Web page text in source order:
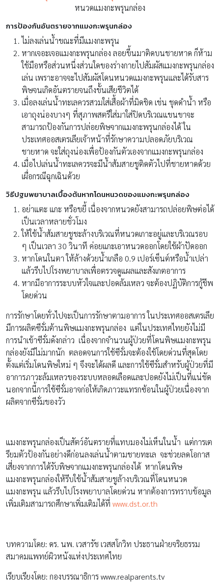
หนวดแมงกะพรุนกล่อง
การป้องกันอันตรายจากแมงกะพรุนกล่อง
ไม่ลงเล่นน้ำขณะที่มีแมงกะพรุน
หากเจอะเจอแมงกะพรุนกล่อง ลอยขึ้นมาติดบนชายหาด ก็ห้าม
ใช้มือหรือส่วนหนึ่งส่วนใดของร่างกายไปสัมผัสแมงกะพรุนกล่อง
เล่น เพราะอาจจะไปสัมผัสโดนหนวดแมงกะพรุนและได้รับสาร
พิษจนเกิดอันตรายจนถึงขั้นเสียชีวิตได้
เมื่อลงเล่นน้ำทะเลควรสวมใส่เสื้อผ้าที่มิดชิด เช่น ชุดดำน้ำ หรือ
เอาถุงน่องบางๆ ที่สุภาพสตรีใส่มาใส่ปิดบริเวณแขนขาจะ
สามารถป้องกันการปล่อยพิษจากแมงกะพรุนกล่องได้ ใน
ประเทศออสเตรเลียเจ้าหน้าที่รักษาความปลอดภัยบริเวณ
ชายหาด จะใส่ถุงน่องเพื่อป้องกันตัวเองจากแมงกะพรุนกล่อง
เมื่อไปเล่นน้ำทะเลควรจะมีน้ำส้มสายชูติดตัวไปที่ชายหาดด้วย
เผื่อกรณีฉุกเฉินด้วย
วิธีปฐมพยาบาลเบื้องต้นหากโดนหนวดของแมงกะพรุนกล่อง
อย่าแตะ แกะ หรือขยี้ เนื่องจากหนวดยังสามารถปล่อยพิษต่อได้
เป็นเวลาหลายชั่วโมง
ให้ใช้น้ำส้มสายชูชะล้างบริเวณที่หนวดเกาะอยู่และบริเวณรอบ
ๆ เป็นเวลา 30 วินาที ค่อยแกะเอาหนวดออกโดยใช้ผ้าปัดออก
หากโดนในตา ให้ล้างด้วยน้ำเกลือ 0.9 เปอร์เซ็นต์หรือน้ำเปล่า
แล้วรีบไปโรงพยาบาลเพื่อตรวจดูแผลและสังเกตอาการ
หากมีอาการระบบหัวใจและปอดล้มเหลว จะต้องปฏิบัติการกู้ชีพ
โดยด่วน
การรักษาโดยทั่วไปจะเป็นการรักษาตามอาการ ในประเทศออสเตรเลีย
มีการผลิตซีรั่มต้านพิษแมงกะพรุนกล่อง แต่ในประเทศไทยยังไม่มี
การนำเข้าซีรั่มดังกล่าว เนื่องจากจำนวนผู้ป่วยที่โดนพิษแมงกะพรุน
กล่องยังมีไม่มากนัก ตลอดจนการใช้ซีรั่มจะต้องใช้โดยด่วนที่สุดโดย
ตั้งแต่เริ่มโดนพิษใหม่ ๆ จึงจะได้ผลดี และการใช้ซีรั่มสำหรับผู้ป่วยที่มี
อาการภาวะล้มเหลวของระบบหลอดเลือดและปอดยังไม่เป็นที่แน่ชัด
นอกจากนี้การใช้ซีรั่มอาจก่อให้เกิดภาวะแทรกซ้อนในผู้ป่วยเนื่องจาก
ผลิตจากซีรั่มของวัว
แมงกะพรุนกล่องเป็นสัตว์อันตรายที่แทบมองไม่เห็นในน้ำ แต่การเต
รียมตัวป้องกันอย่างดีก่อนลงเล่นน้ำตามชายทะเล จะช่วยลดโอกาส
เสี่ยงจากการได้รับพิษจากแมงกะพรุนกล่องได้ หากโดนพิษ
แมงกะพรุนกล่องให้รีบใช้น้ำส้มสายชูล้างบริเวณที่โดนหนวด
แมงกะพรุน แล้วรีบไปโรงพยาบาลโดยด่วน หากต้องการทราบข้อมูล
เพิ่มเติมสามารถศึกษาเพิ่มเติมได้ที่ www.dst.or.th
บทความโดย: ดร. นพ. เวสารัช เวสสโกวิท ประธานฝ่ายจริยธรรม
สมาคมแพทย์ผิวหนังแห่งประเทศไทย
เรียบเรียงโดย: กองบรรณาธิการ www.realparents.tv